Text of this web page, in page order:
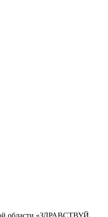
области «ЗДРАВСТВУЙ,